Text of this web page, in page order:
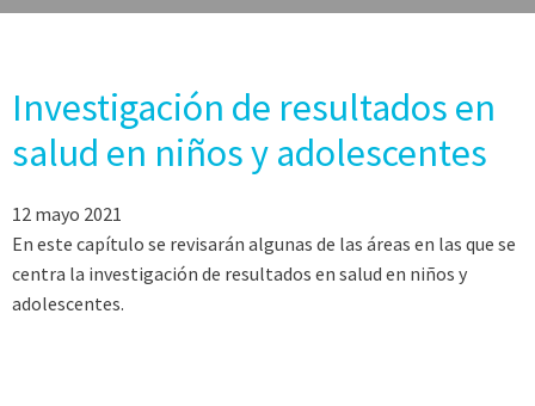
Investigación de resultados en
salud en niños y adolescentes
12 mayo 2021
En este capítulo se revisarán algunas de las áreas en las que se
centra la investigación de resultados en salud en niños y
adolescentes.